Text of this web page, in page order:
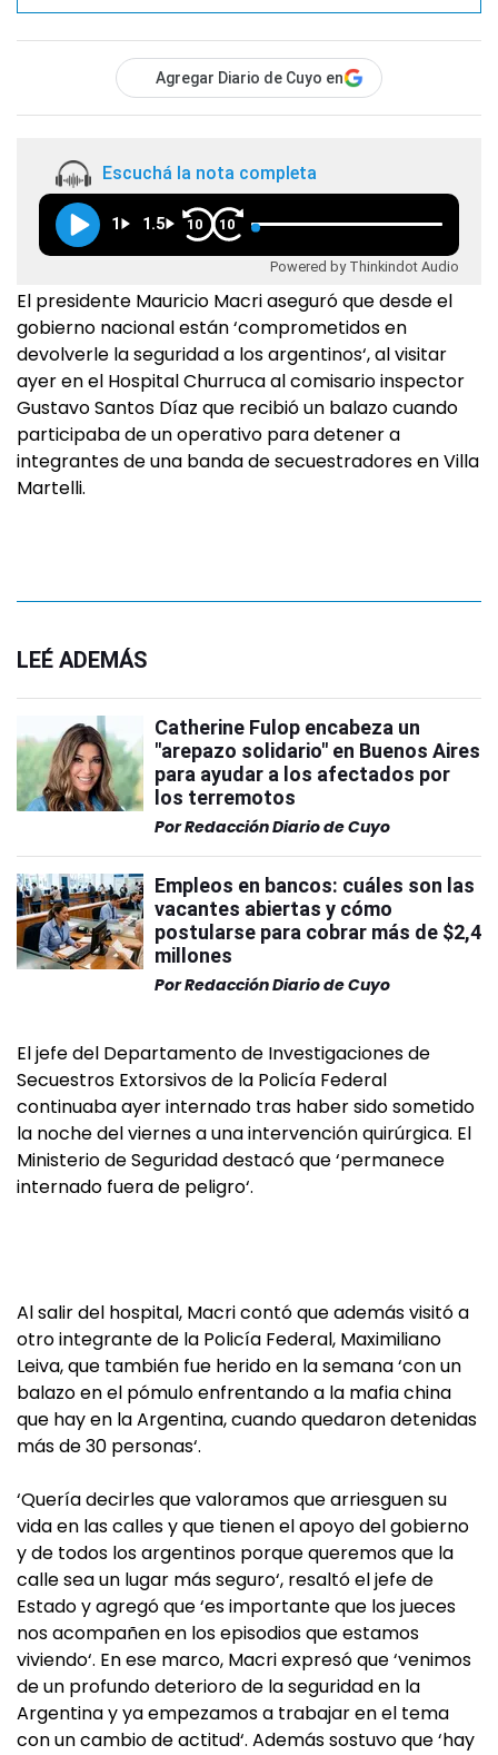
Agregar Diario de Cuyo en
Escuchá la nota completa
1 1.5 10 10
Powered by Thinkindot Audio
El presidente Mauricio Macri aseguró que desde el
gobierno nacional están ‘comprometidos en
devolverle la seguridad a los argentinos‘, al visitar
ayer en el Hospital Churruca al comisario inspector
Gustavo Santos Díaz que recibió un balazo cuando
participaba de un operativo para detener a
integrantes de una banda de secuestradores en Villa
Martelli.
LEÉ ADEMÁS
Catherine Fulop encabeza un
"arepazo solidario" en Buenos Aires
para ayudar a los afectados por
los terremotos
PorRedacción Diario de Cuyo
Empleos en bancos: cuáles son las
vacantes abiertas y cómo
postularse para cobrar más de $2,4
millones
PorRedacción Diario de Cuyo
El jefe del Departamento de Investigaciones de
Secuestros Extorsivos de la Policía Federal
continuaba ayer internado tras haber sido sometido
la noche del viernes a una intervención quirúrgica. El
Ministerio de Seguridad destacó que ‘permanece
internado fuera de peligro‘.
Al salir del hospital, Macri contó que además visitó a
otro integrante de la Policía Federal, Maximiliano
Leiva, que también fue herido en la semana ‘con un
balazo en el pómulo enfrentando a la mafia china
que hay en la Argentina, cuando quedaron detenidas
más de 30 personas‘.
‘Quería decirles que valoramos que arriesguen su
vida en las calles y que tienen el apoyo del gobierno
y de todos los argentinos porque queremos que la
calle sea un lugar más seguro‘, resaltó el jefe de
Estado y agregó que ‘es importante que los jueces
nos acompañen en los episodios que estamos
viviendo‘. En ese marco, Macri expresó que ‘venimos
de un profundo deterioro de la seguridad en la
Argentina y ya empezamos a trabajar en el tema
con un cambio de actitud‘. Además sostuvo que ‘hay